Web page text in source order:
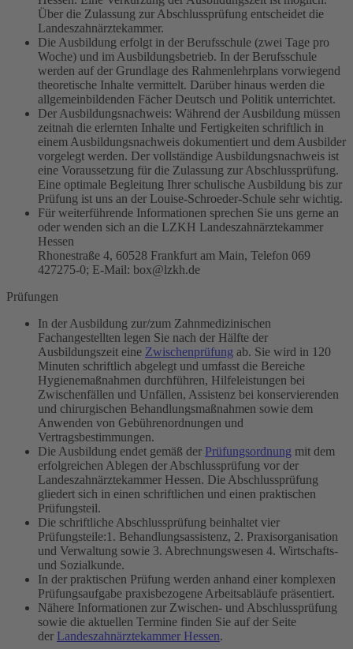
Über die Zulassung zur Abschlussprüfung entscheidet die
Landeszahnärztekammer.
Die Ausbildung erfolgt in der Berufsschule (zwei Tage pro
Woche) und im Ausbildungsbetrieb. In der Berufsschule
werden auf der Grundlage des Rahmenlehrplans vorwiegend
theoretische Inhalte vermittelt. Darüber hinaus werden die
allgemeinbildenden Fächer Deutsch und Politik unterrichtet.
Der Ausbildungsnachweis: Während der Ausbildung müssen
zeitnah die erlernten Inhalte und Fertigkeiten schriftlich in
einem Ausbildungsnachweis dokumentiert und dem Ausbilder
vorgelegt werden. Der vollständige Ausbildungsnachweis ist
eine Voraussetzung für die Zulassung zur Abschlussprüfung.
Eine optimale Begleitung Ihrer schulische Ausbildung bis zur
Prüfung ist uns an der Louise-Schroeder-Schule sehr wichtig.
Für weiterführende Informationen sprechen Sie uns gerne an
oder wenden sich an die LZKH Landeszahnärztekammer
Hessen
Rhonestraße 4, 60528 Frankfurt am Main, Telefon 069
427275-0; E-Mail: box@lzkh.de
Prüfungen
In der Ausbildung zur/zum Zahnmedizinischen
Fachangestellten legen Sie nach der Hälfte der
Ausbildungszeit eine Zwischenprüfung ab. Sie wird in 120
Minuten schriftlich abgelegt und umfasst die Bereiche
Hygienemaßnahmen durchführen, Hilfeleistungen bei
Zwischenfällen und Unfällen, Assistenz bei konservierenden
und chirurgischen Behandlungsmaßnahmen sowie dem
Anwenden von Gebührenordnungen und
Vertragsbestimmungen.
Die Ausbildung endet gemäß der Prüfungsordnung mit dem
erfolgreichen Ablegen der Abschlussprüfung vor der
Landeszahnärztekammer Hessen. Die Abschlussprüfung
gliedert sich in einen schriftlichen und einen praktischen
Prüfungsteil.
Die schriftliche Abschlussprüfung beinhaltet vier
Prüfungsteile:1. Behandlungsassistenz, 2. Praxisorganisation
und Verwaltung sowie 3. Abrechnungswesen 4. Wirtschafts-
und Sozialkunde.
In der praktischen Prüfung werden anhand einer komplexen
Prüfungsaufgabe praxisbezogene Arbeitsabläufe präsentiert.
Nähere Informationen zur Zwischen- und Abschlussprüfung
sowie die aktuellen Termine finden Sie auf der Seite
der Landeszahnärztekammer Hessen.